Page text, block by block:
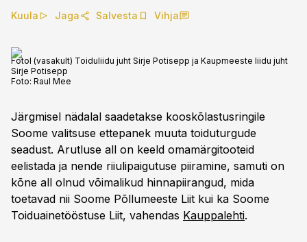
Kuula Jaga Salvesta Vihja
Fotol (vasakult) Toiduliidu juht Sirje Potisepp ja Kaupmeeste liidu juht
Sirje Potisepp
Foto: Raul Mee
Järgmisel nädalal saadetakse kooskõlastusringile
Soome valitsuse ettepanek muuta toiduturgude
seadust. Arutluse all on keeld omamärgitooteid
eelistada ja nende riiulipaigutuse piiramine, samuti on
kõne all olnud võimalikud hinnapiirangud, mida
toetavad nii Soome Põllumeeste Liit kui ka Soome
Toiduainetööstuse Liit, vahendas Kauppalehti.